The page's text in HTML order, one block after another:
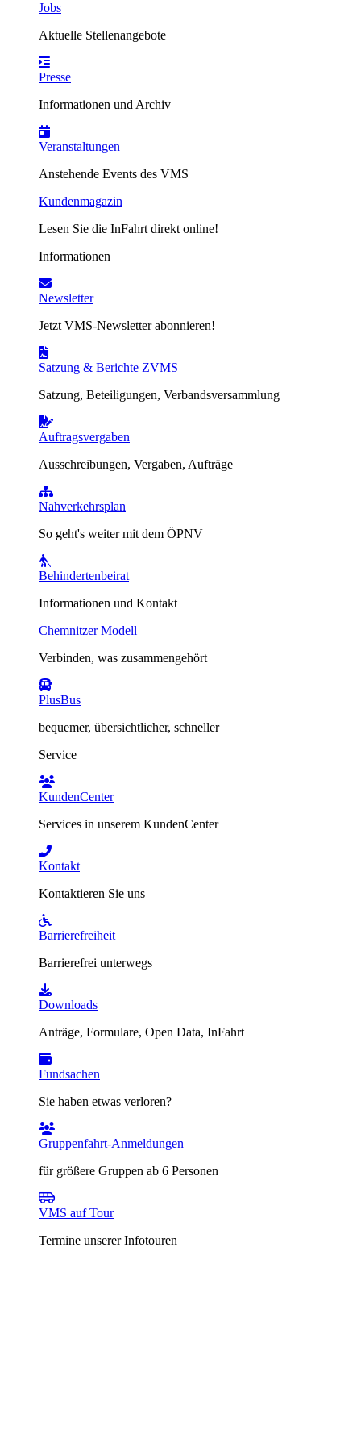
Jobs
Aktuelle Stellenangebote
Presse
Informationen und Archiv
Veranstaltungen
Anstehende Events des VMS
Kundenmagazin
Lesen Sie die InFahrt direkt online!
Informationen
Newsletter
Jetzt VMS-Newsletter abonnieren!
Satzung & Berichte ZVMS
Satzung, Beteiligungen, Verbandsversammlung
Auftragsvergaben
Ausschreibungen, Vergaben, Aufträge
Nahverkehrsplan
So geht's weiter mit dem ÖPNV
Behindertenbeirat
Informationen und Kontakt
Chemnitzer Modell
Verbinden, was zusammengehört
PlusBus
bequemer, übersichtlicher, schneller
Service
KundenCenter
Services in unserem KundenCenter
Kontakt
Kontaktieren Sie uns
Barrierefreiheit
Barrierefrei unterwegs
Downloads
Anträge, Formulare, Open Data, InFahrt
Fundsachen
Sie haben etwas verloren?
Gruppenfahrt-Anmeldungen
für größere Gruppen ab 6 Personen
VMS auf Tour
Termine unserer Infotouren